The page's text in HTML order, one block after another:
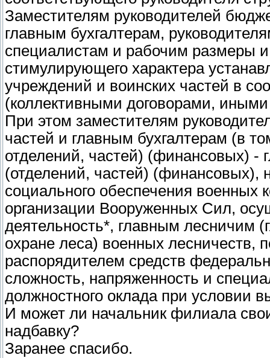
Заместителям руководителей
главным бухгалтерам,
специалистам и рабочим размеры
стимулирующего характера
учреждений и воинских частей в
(коллективными договорами,
При этом заместителям
частей и главным бухгалтерам (в
отделений, частей) (финансовых) -
(отделений, частей) (финансовых),
социального обеспечения
организации Вооруженных Сил,
деятельность*, главным лесничим
охране леса) военных лесничеств,
распорядителем средств
сложность, напряженность и
должностного оклада при условии
И может ли начальник филиала
надбавку?
Заранее спасибо.